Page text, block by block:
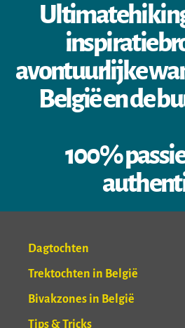
avontuurlijke
België en de
100%
Dagtochten
Trektochten in België
Bivakzones in België
Tips & Tricks